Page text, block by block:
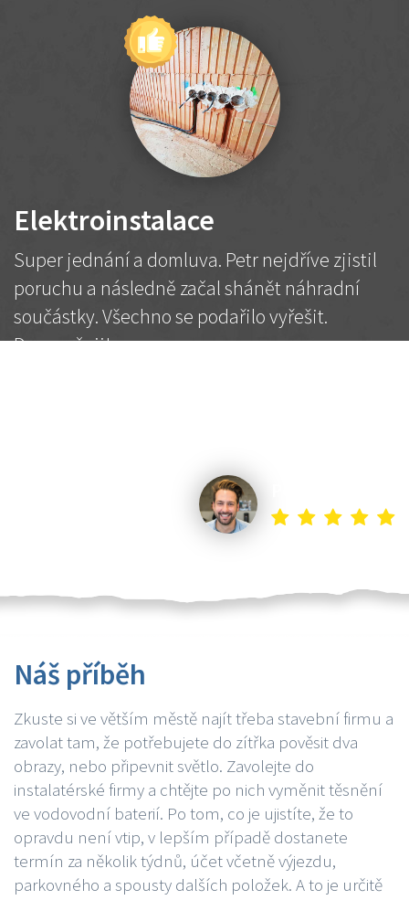
Elektroinstalace
Super jednání a domluva. Petr nejdříve zjistil
poruchu a následně začal shánět náhradní
součástky. Všechno se podařilo vyřešit.
Doporučuji!
Náš příběh
Zkuste si ve větším městě najít třeba stavební firmu a
zavolat tam, že potřebujete do zítřka pověsit dva
obrazy, nebo připevnit světlo. Zavolejte do
instalatérské firmy a chtějte po nich vyměnit těsnění
ve vodovodní baterií. Po tom, co je ujistíte, že to
opravdu není vtip, v lepším případě dostanete
termín za několik týdnů, účet včetně výjezdu,
parkovného a spousty dalších položek. A to je určitě